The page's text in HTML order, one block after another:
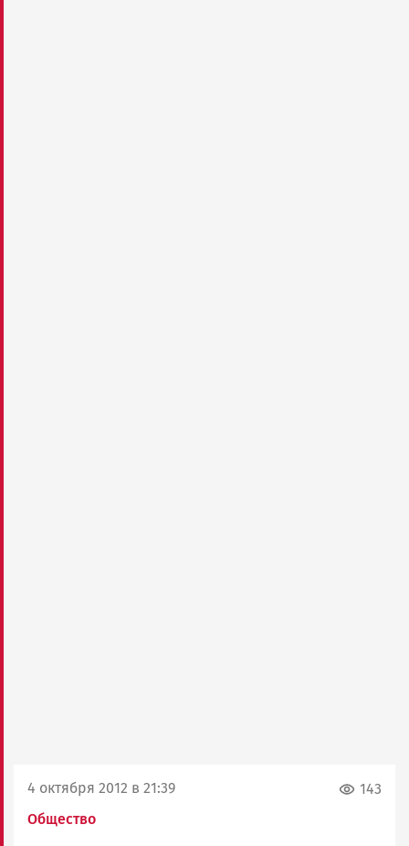
4 октября 2012 в 21:39
Общество
143